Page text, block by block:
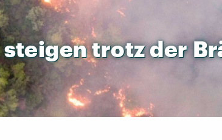
steigentrotzder